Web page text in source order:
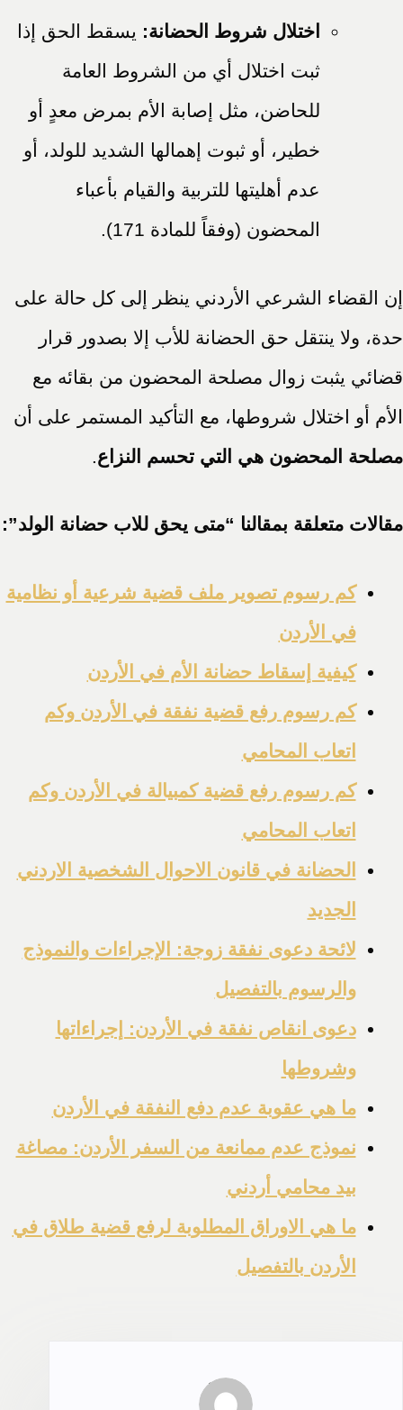
اختلال شروط الحضانة: يسقط الحق إذا
ثبت اختلال أي من الشروط العامة
للحاضن، مثل إصابة الأم بمرض معدٍ أو
خطير، أو ثبوت إهمالها الشديد للولد، أو
عدم أهليتها للتربية والقيام بأعباء
المحضون (وفقاً للمادة 171).
إن القضاء الشرعي الأردني ينظر إلى كل حالة على
حدة، ولا ينتقل حق الحضانة للأب إلا بصدور قرار
قضائي يثبت زوال مصلحة المحضون من بقائه مع
الأم أو اختلال شروطها، مع التأكيد المستمر على أن
مصلحة المحضون هي التي تحسم النزاع.
مقالات متعلقة بمقالنا “متى يحق للاب حضانة الولد”:
كم رسوم تصوير ملف قضية شرعية أو نظامية
في الأردن
كيفية إسقاط حضانة الأم في الأردن
كم رسوم رفع قضية نفقة في الأردن وكم
اتعاب المحامي
كم رسوم رفع قضية كمبيالة في الأردن وكم
اتعاب المحامي
الحضانة في قانون الاحوال الشخصية الاردني
الجديد
لائحة دعوى نفقة زوجة: الإجراءات والنموذج
والرسوم بالتفصيل
دعوى انقاص نفقة في الأردن: إجراءاتها
وشروطها
ما هي عقوبة عدم دفع النفقة في الأردن
نموذج عدم ممانعة من السفر الأردن: مصاغة
بيد محامي أردني
ما هي الاوراق المطلوبة لرفع قضية طلاق في
الأردن بالتفصيل